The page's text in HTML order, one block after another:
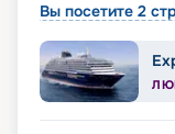
Вы посетите 2